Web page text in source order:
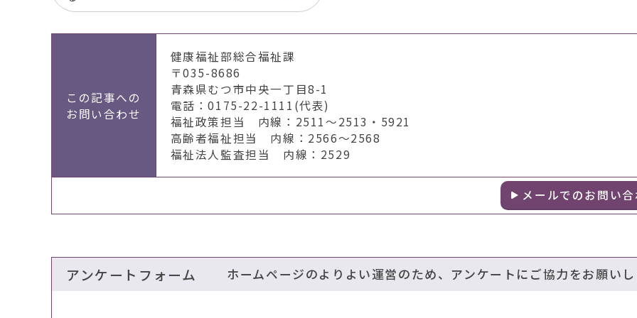
この記事への
お問い合わせ
健康福祉部総合福祉課
〒035-8686
青森県むつ市中央一丁目8-1
電話：0175-22-1111(代表)
福祉政策担当 内線：2511～2513・5921
高齢者福祉担当 内線：2566～2568
福祉法人監査担当 内線：2529
メールでのお問い合
アンケートフォーム ホームページのよりよい運営のため、アンケートにご協力をお願い